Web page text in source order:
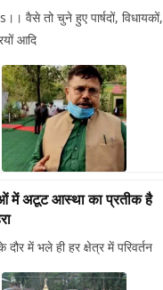
वैसे तो चुने हुए पार्षदों, विधायकों,
आदि
में अटूट आस्था का प्रतीक है
में भले ही हर क्षेत्र में परिवर्तन